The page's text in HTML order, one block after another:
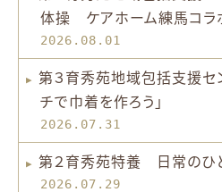
体操 ケアホーム練馬コラ
2026.08.01
第３育秀苑地域包括支援セ
チで巾着を作ろう」
2026.07.31
第２育秀苑特養 日常のひ
2026.07.29